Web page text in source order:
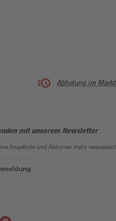
Abholung im
mit unserem Newsletter
Angebote und Aktionen mehr verpassen!